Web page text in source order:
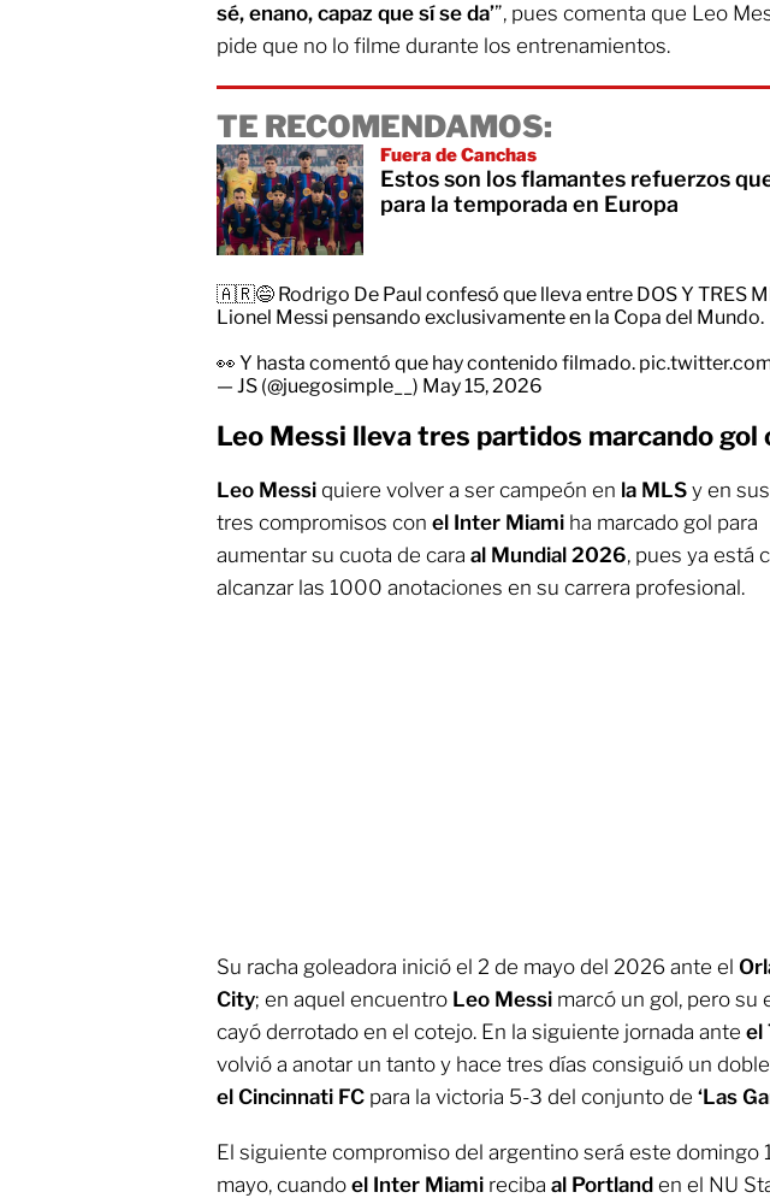
sé, enano, capaz que sí se da’”, pues comenta que Leo
pide que no lo filme durante los entrenamientos.
TE RECOMENDAMOS:
Fuera de Canchas
Estos son los flamantes refuerzos
para la temporada en Europa
🇦🇷😅 Rodrigo De Paul confesó que lleva entre DOS Y TRES
Lionel Messi pensando exclusivamente en la Copa del Mundo.
👀 Y hasta comentó que hay contenido filmado.
— JS (@juegosimple__) May 15, 2026
Leo Messi lleva tres partidos marcando gol
Leo Messi quiere volver a ser campeón en la MLS y en
tres compromisos con el Inter Miami ha marcado gol para
aumentar su cuota de cara al Mundial 2026, pues ya está
alcanzar las 1000 anotaciones en su carrera profesional.
Su racha goleadora inició el 2 de mayo del 2026 ante el
City; en aquel encuentro Leo Messi marcó un gol, pero su
cayó derrotado en el cotejo. En la siguiente jornada ante el
volvió a anotar un tanto y hace tres días consiguió un
el Cincinnati FC para la victoria 5-3 del conjunto de ‘Las
El siguiente compromiso del argentino será este domingo
mayo, cuando el Inter Miami reciba al Portland en el NU